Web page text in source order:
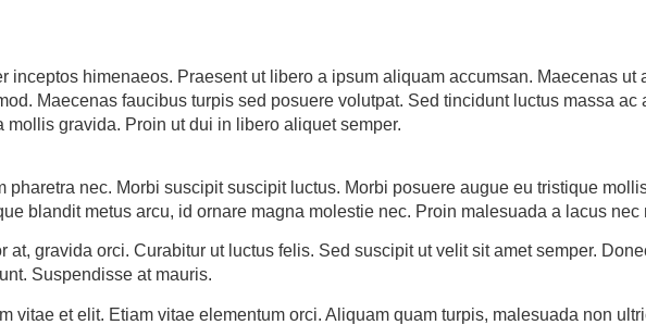
inceptos himenaeos. Praesent ut libero a ipsum aliquam accumsan. Maecenas
Maecenas faucibus turpis sed posuere volutpat. Sed tincidunt luctus massa
gravida. Proin ut dui in libero aliquet semper.
pharetra nec. Morbi suscipit suscipit luctus. Morbi posuere augue eu tristique
blandit metus arcu, id ornare magna molestie nec. Proin malesuada a lacus
gravida orci. Curabitur ut luctus felis. Sed suscipit ut velit sit amet semper.
Suspendisse at mauris.
vitae et elit. Etiam vitae elementum orci. Aliquam quam turpis, malesuada non